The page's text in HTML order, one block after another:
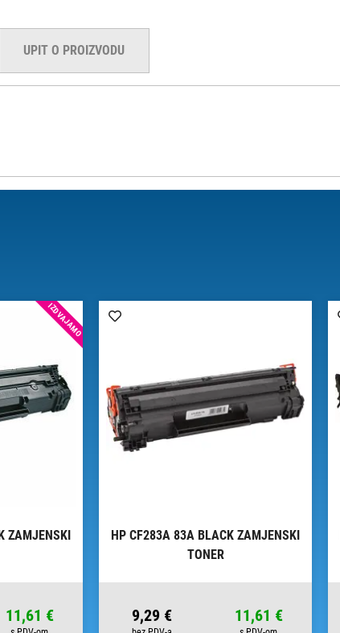
UPIT O PROIZVODU
IZDVAJAMO
ZAMJENSKI
11,61 €
HP CF283A 83A BLACK ZAMJENSKI
TONER
9,29 € 11,61 €